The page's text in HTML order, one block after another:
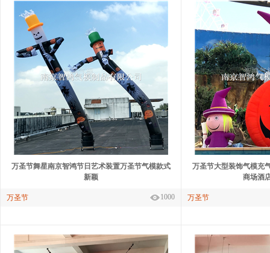
万圣节舞星南京智鸿节日艺术装置万圣节气模款式
新颖
1000
万圣节
万圣节大型装饰气模充
商场酒
万圣节